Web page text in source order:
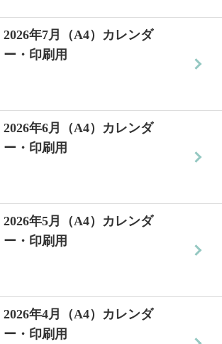
2026年7月（A4）カレンダ
ー・印刷用
2026年6月（A4）カレンダ
ー・印刷用
2026年5月（A4）カレンダ
ー・印刷用
2026年4月（A4）カレンダ
ー・印刷用